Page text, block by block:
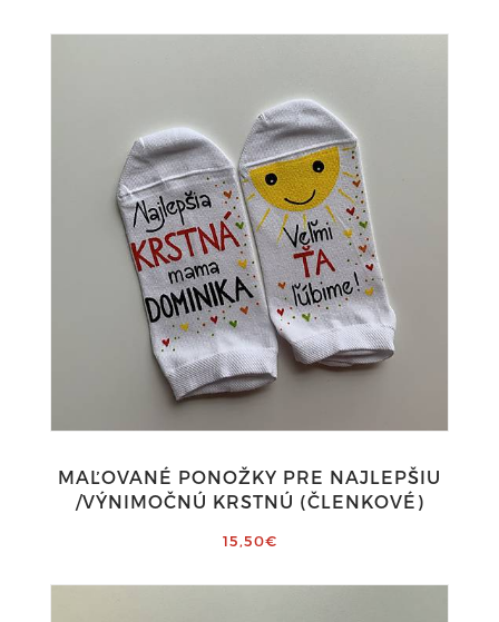
MAĽOVANÉ PONOŽKY PRE NAJLEPŠIU
/VÝNIMOČNÚ KRSTNÚ (ČLENKOVÉ)
15,50€